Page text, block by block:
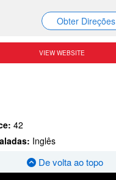
Obter Direções
VIEW WEBSITE
42
Inglês
De volta ao topo